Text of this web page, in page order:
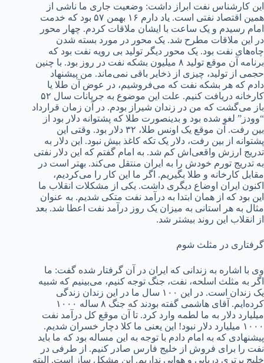
این کارشناس نفت ابراز داشت: وضعیت جاری ما ناشی از
همین اقتصاد نفتی است. یاد دارم ۱۶ بهمن ۵۷ بود که خدمت
امام رسیدم و یک ساعت با ایشان ملاقات کردم. چهار محور
در این ملاقات مطرح شد. یک محور در مورد بسته شدن
چاه‌های نفت بود. یک محور دیگر تولید بی رویه نفت بود که
برنامه آن موقع تولید ۸ میلیون بشکه نفت در روز بود. با چنین
حجمی از تولید، چیزی از ذخایر باقی نمی‌ماند. من پیشنهاد
دادم که هر بشکه نفت که می‌فروشیم، در عوض آن طلا یا
کارخانه دریافت کنیم. علت این موضوع به جریانات سال ۵۲
باز می‌گشت که من در زندان شیراز بودم. در آن زمان قرارداد
“وودز” لغو شده بود و بدینصورت طلا که پشتوانه دلار بود از
بین رفت. آن موقع یک اونس طلا، ۳۲ دلار بود. وقتی این
پشتوانه از بین رفت، دلار یک تکه کاغذ بیش نبود. این دلار به
تدریج ارزش واقعی‌اش کم شد. به امام گفتم که این دلار نفتی
به تدریج تورم خودش را به ایران منتقل می‌کند. بهتر است در
مقابل کارخانه و طلا بگیریم. اگر ما این کار را می‌کردیم،
اکنون ایران اوضاع دیگری داشت. یکی از مشکلات انقلاب ما
این بود که از همان ابتدا به درآمد نفت متکی شدیم. به عنوان
مثال به هر استانی به میزان یک روز درآمد نفت اعطا شد. بعد
از انقلاب این روند بیشتر شد.
گرفتاری در مثلث شوم
وی با اشاره به زندانی که ایران در آن گرفتار شده گفت: ما
اگر به مثلث اسلحه، نفت، جنگ توجه کنیم، می‌بینیم که شبیه
یک زندان است. در این ۱۰۰ سال ما در این زندان زندگی
کرده‌ایم. آقای هاشمی گفته بودند که جنگ ۸ ساله ۱۰۰۰
میلیارد دلار به ما لطمه وارد کرد. تا آن موقع کل درآمد نفت
۱۰۰۰ میلیارد دلار نبود! این یعنی ما کلا دچار خسران شدیم.
پیشنهادی که به امام دادم با توجه به این مساله بود که ما باید
نفت را برای فروش از خلیج فارس صادر کنیم. از طرفی در
خلیج برتری دریایی و هوایی نداریم. این مشکل ساز است. البته